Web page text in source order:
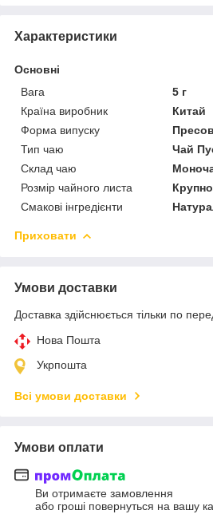
Характеристики
Основні
Вага
5 г
Країна виробник
Китай
Форма випуску
Тип чаю
Чай
Склад чаю
Розмір чайного листа
Смакові інгредієнти
Приховати
Умови доставки
Доставка здійснюється тільки по
Нова Пошта
Укрпошта
Всі умови доставки
Умови оплати
Ви отримаєте замовлення
або гроші повернуться на вашу